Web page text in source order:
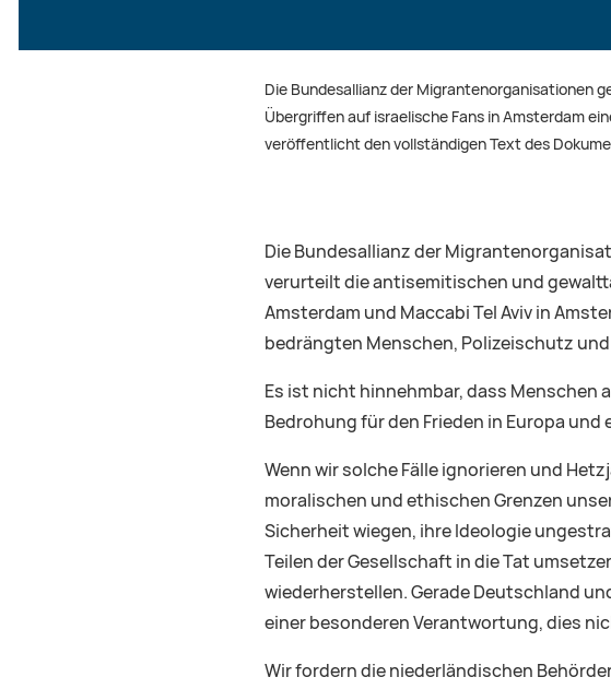
Die Bundesallianz der Migrantenorganisationen
Übergriffen auf israelische Fans in Amsterdam
veröffentlicht den vollständigen Text des
Die Bundesallianz der
verurteilt die antisemitischen und
Amsterdam und Maccabi Tel Aviv in
bedrängten Menschen, Polizeischutz
Es ist nicht hinnehmbar, dass
Bedrohung für den Frieden in Europa
Wenn wir solche Fälle ignorieren und
moralischen und ethischen Grenzen
Sicherheit wiegen, ihre Ideologie
Teilen der Gesellschaft in die Tat
wiederherstellen. Gerade Deutschland
einer besonderen Verantwortung, dies
Wir fordern die niederländischen